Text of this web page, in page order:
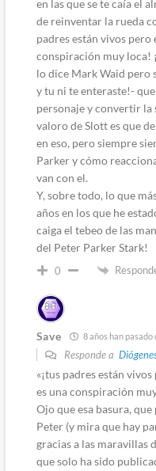
en las que se te caía el
de reinventar la rueda
padres están vivos
conspiración muy loca!
lo dice Mark Waid pero
y tu ni te enteraste!-
personaje y convertir la
valoro de Slott es que
en eso, pero siempre
Parker y cómo
van con el.
Y, sobre todo, lo que
años en los que he
caiga el tebeo de las
del Peter Parker Stark!
0
Save 8 años han
Responde a
«¡tus padres están
es una conspiración
Ojo que esa basura,
Peter (y mira que hay
gracias a las maravillas
que solo ha sido